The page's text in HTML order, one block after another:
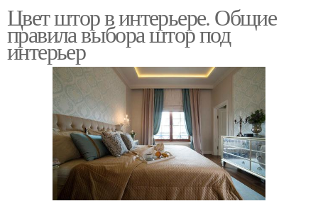
Цвет штор в интерьере. Общие
правила выбора штор под
интерьер